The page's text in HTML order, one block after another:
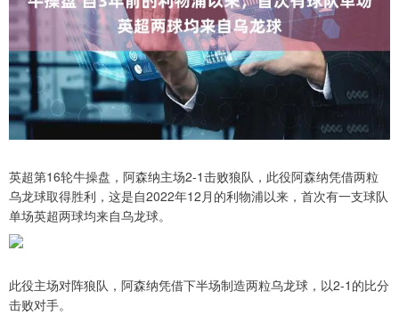
英超第16轮牛操盘，阿森纳主场2-1击败狼队，此役阿森纳凭借两粒
乌龙球取得胜利，这是自2022年12月的利物浦以来，首次有一支球队
单场英超两球均来自乌龙球。
此役主场对阵狼队，阿森纳凭借下半场制造两粒乌龙球，以2-1的比分
击败对手。